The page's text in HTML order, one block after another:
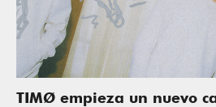
TIMØ empieza un nuevo